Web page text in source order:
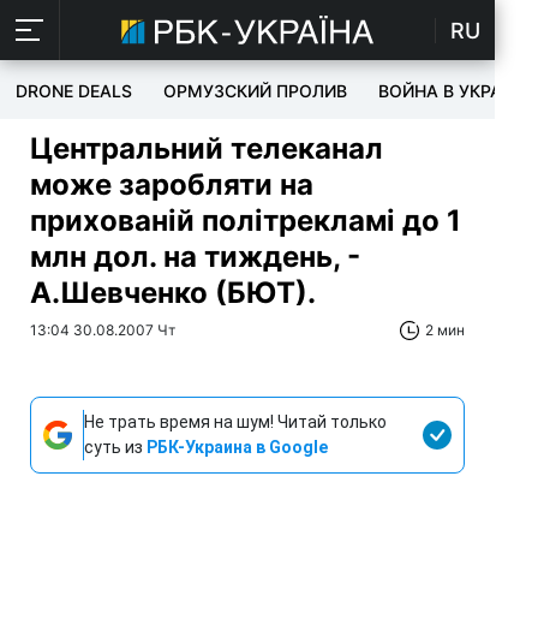
RU
DRONE DEALS ОРМУЗСКИЙ ПРОЛИВ ВОЙНА В УКРАИНЕ
Центральний телеканал
може заробляти на
прихованій політрекламі до 1
млн дол. на тиждень, -
А.Шевченко (БЮТ).
13:04 30.08.2007 Чт 2 мин
Не трать время на шум! Читай только
суть из РБК-Украина в Google